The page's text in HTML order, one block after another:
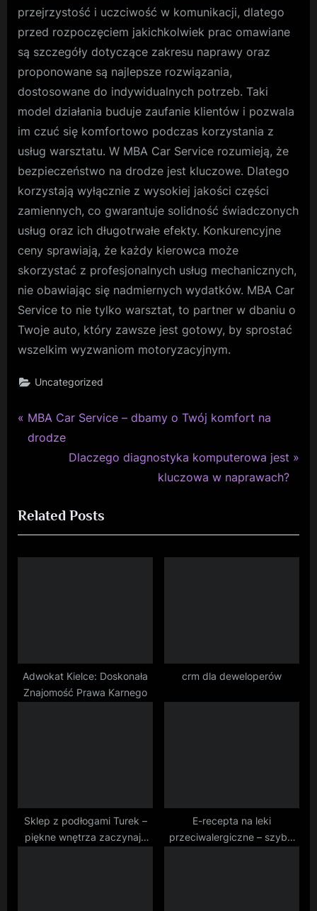
przejrzystość i uczciwość w komunikacji, dlatego
przed rozpoczęciem jakichkolwiek prac omawiane
są szczegóły dotyczące zakresu naprawy oraz
proponowane są najlepsze rozwiązania,
dostosowane do indywidualnych potrzeb. Taki
model działania buduje zaufanie klientów i pozwala
im czuć się komfortowo podczas korzystania z
usług warsztatu. W MBA Car Service rozumieją, że
bezpieczeństwo na drodze jest kluczowe. Dlatego
korzystają wyłącznie z wysokiej jakości części
zamiennych, co gwarantuje solidność świadczonych
usług oraz ich długotrwałe efekty. Konkurencyjne
ceny sprawiają, że każdy kierowca może
skorzystać z profesjonalnych usług mechanicznych,
nie obawiając się nadmiernych wydatków. MBA Car
Service to nie tylko warsztat, to partner w dbaniu o
Twoje auto, który zawsze jest gotowy, by sprostać
wszelkim wyzwaniom motoryzacyjnym.
Uncategorized
Nawigacja
wpisu
P
r
o
u
s
MBA Car Service – dbamy o Twój komfort na
drodze
N
t
P
o
Dlaczego diagnostyka komputerowa jest
kluczowa w naprawach?
Related Posts
Adwokat Kielce: Doskonała
Znajomość Prawa Karnego
crm dla deweloperów
Sklep z podłogami Turek –
piękne wnętrza zaczynają
E-recepta na leki
przeciwalergiczne – szybki